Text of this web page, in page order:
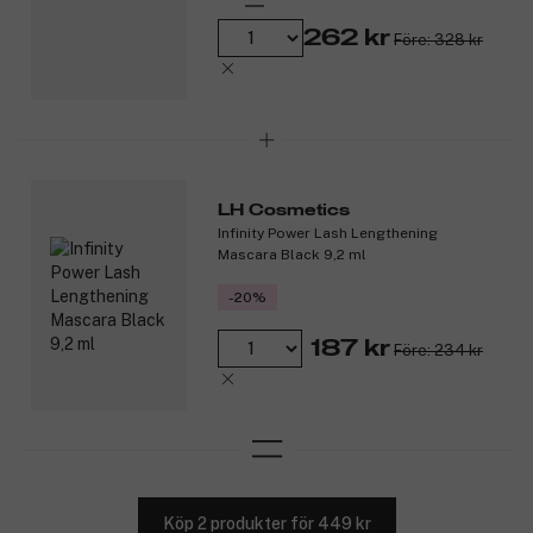
Flera användningsområden.
Dermatologiskt testad.
262 kr Före: 328 kr
LH Cosmetics
Infinity Power Lash Lengthening
Mascara Black 9,2 ml
-20%
187 kr Före: 234 kr
Köp 2 produkter för 449 kr